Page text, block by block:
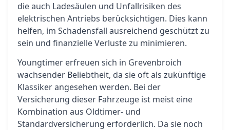
die auch Ladesäulen und Unfallrisiken des
elektrischen Antriebs berücksichtigen. Dies kann
helfen, im Schadensfall ausreichend geschützt zu
sein und finanzielle Verluste zu minimieren.
Youngtimer erfreuen sich in Grevenbroich
wachsender Beliebtheit, da sie oft als zukünftige
Klassiker angesehen werden. Bei der
Versicherung dieser Fahrzeuge ist meist eine
Kombination aus Oldtimer- und
Standardversicherung erforderlich. Da sie noch